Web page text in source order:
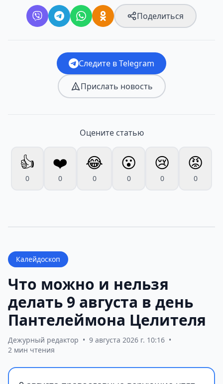
Поделиться
Следите в Telegram
Прислать новость
Оцените статью
👍
0
❤️
0
😂
0
😮
0
😢
0
😡
0
Калейдоскоп
Что можно и нельзя
делать 9 августа в день
Пантелеймона Целителя
Дежурный редактор • 9 августа 2026 г. 10:16 •
2 мин чтения